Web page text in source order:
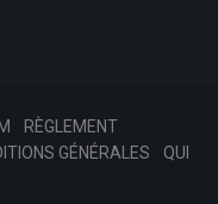
RÈGLEMENT
GÉNÉRALES
QUI